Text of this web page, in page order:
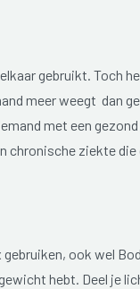
gebruikt. Toch
meer weegt dan
met een
ziekte die
ook wel
hebt. Deel je